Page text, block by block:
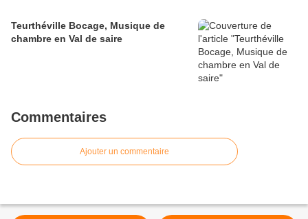
Teurthéville Bocage, Musique de
chambre en Val de saire
Commentaires
Ajouter un commentaire